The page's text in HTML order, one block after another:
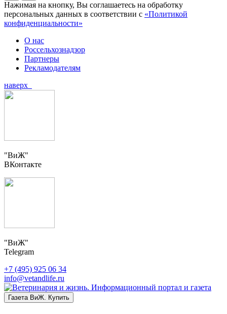
Нажимая на кнопку, Вы соглашаетесь на обработку
персональных данных в соответствии с «Политикой
конфиденциальности»
О нас
Россельхознадзор
Партнеры
Рекламодателям
наверх
"ВиЖ"
ВКонтакте
"ВиЖ"
Telegram
+7 (495) 925 06 34
info@vetandlife.ru
Газета ВиЖ. Купить